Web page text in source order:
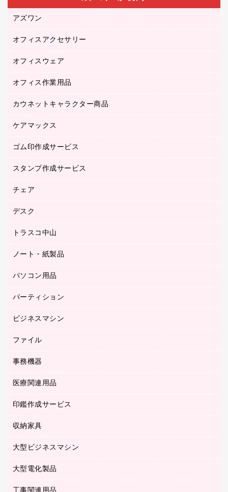
アズワン
医療・介護用品（食品・飲料・食添製品）
研究・環境管理用品
オフィスアクセサリー
オフィスアクセサリー
オフィスウェア
アウター
ブラウス・シャツ
オフィス作業用品
ペット用品
倉庫収納用品
台車・脚立
梱包用テープ
梱包用品
防災用品
養生用品
カウネットキャラクター商品
カウネットキャラクター商品
ケアマックス
医療・介護用品（食品・飲料・食添製品）
ゴム印作成サービス
ゴム印作成サービス
スタンプ作成サービス
カウネットスタンプ作成サービス
チェア
オフィスチェア
ミーティングチェア
デスク
カウンター
デスク
トラスコ中山
建築・作業用品
研究・環境管理用品
ノート・紙製品
ノート
伝票
典礼用品
帳簿
慶弔用品
パソコン用品
キーボード／テンキー
スマートフォン／モバイル周辺機器
ディスプレイモニター
ネットワーク／ＬＡＮアクセサリー
パソコンバッグ／収納用品
パソコン周辺機器
各種ケーブル
ＨＤＤ／ＳＳＤ
パーティション
パーティション
ホワイトボード・黒板
ビジネスマシン
インクジェットプリンタ／複合機
コピー機
デジタルカメラ
ファクシミリ
レーザープリンタ／複合機
電話機
ファイル
その他ファイル
カードケース
クリヤーブック（固定式）
クリヤーブック（差替式）
パイプ式ファイル
ファイルボックス
事務機器
シュレッダ
タイムカード
ラミネータ
ラミネートフィルム
医療関連用品
介護用品
使い捨て手袋
医療関連用品
感染症対策用品
印鑑作成サービス
印鑑作成サービス
収納家具
その他収納
ロッカー・下駄箱
大型ビジネスマシン
プリンタ
大型電化製品